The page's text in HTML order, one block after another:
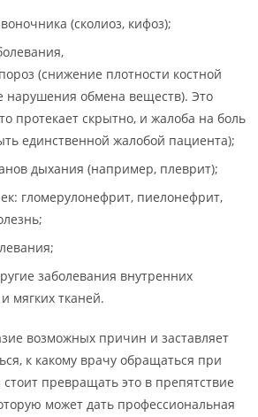
(сколиоз, кифоз);
(снижение плотности костной
нарушения обмена веществ). Это
протекает скрытно, и жалоба на боль
единственной жалобой пациента);
дыхания (например, плеврит);
гломерулонефрит, пиелонефрит,
заболевания внутренних
мягких тканей.
возможных причин и заставляет
к какому врачу обращаться при
превращать это в препятствие
может дать профессиональная